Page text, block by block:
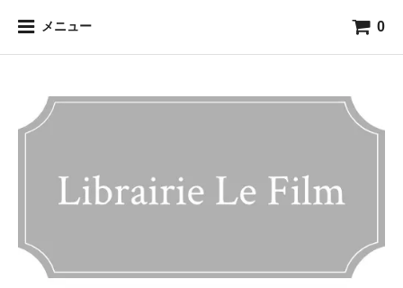
メニュー 0